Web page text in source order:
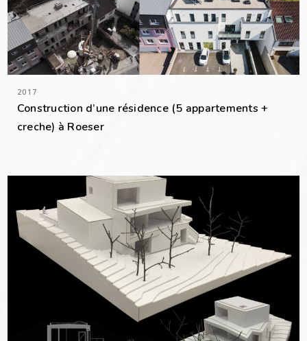
2017
Construction d’une résidence (5 appartements +
creche) à Roeser